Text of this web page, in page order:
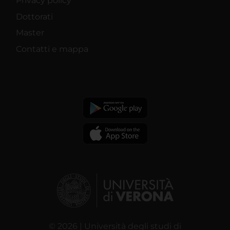
Dottorati
Master
Contatti e mappa
© 2026 | Università degli studi di